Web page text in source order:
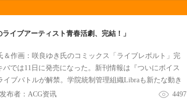
ブアーティスト青春活劇、完結！」
＆作画：咲良ゆき氏のコミックス「ライブレボルト」完
では11日に発売になった。新刊情報は『ついにボイス
イブバトルが解禁。学院統制管理組織Libraも新たな動き
で、
布者： ACG资讯 4497